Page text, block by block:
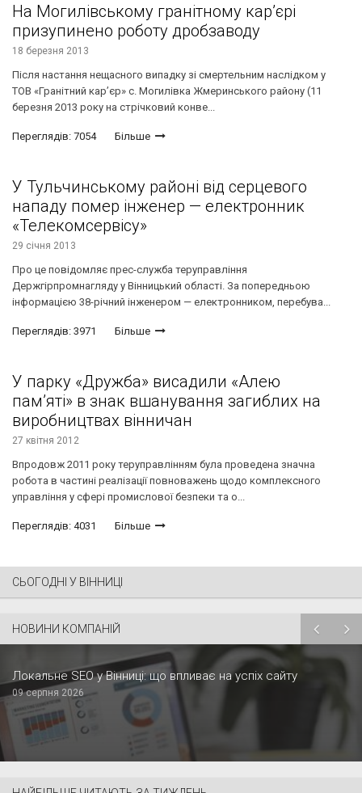
На Могилівському гранітному кар’єрі
призупинено роботу дробзаводу
18 березня 2013
Після настання нещасного випадку зі смертельним наслідком у
ТОВ «Гранітний кар’єр» с. Могилівка Жмеринського району (11
березня 2013 року на стрічковий конве...
Переглядів: 7054 Більше
У Тульчинському районі від серцевого
нападу помер інженер — електронник
«Телекомсервісу»
29 січня 2013
Про це повідомляє прес-служба теруправління
Держгірпромнагляду у Вінницький області. За попередньою
інформацією 38-річний інженером — електронником, перебува...
Переглядів: 3971 Більше
У парку «Дружба» висадили «Алею
пам’яті» в знак вшанування загиблих на
виробництвах вінничан
27 квітня 2012
Впродовж 2011 року теруправлінням була проведена значна
робота в частині реалізації повноважень щодо комплексного
управління у сфері промислової безпеки та о...
Переглядів: 4031 Більше
СЬОГОДНІ У ВІННИЦІ
НОВИНИ КОМПАНІЙ
Локальне SEO у Вінниці: що впливає на успіх сайту
09 серпня 2026